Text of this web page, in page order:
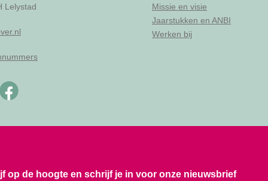
Lelystad
Missie en visie
Jaarstukken en ANBI
Werken bij
op de hoogte en schrijf je in voor onze nieuwsbrief